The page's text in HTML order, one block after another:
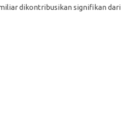
dikontribusikan signifikan dari